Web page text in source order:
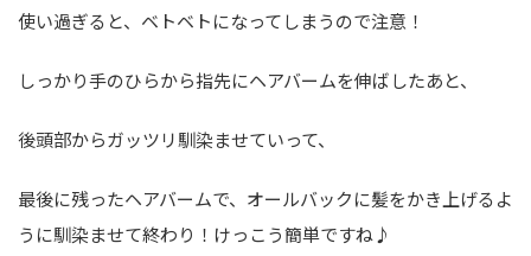
使い過ぎると、ベトベトになってしまうので注意！
しっかり手のひらから指先にヘアバームを伸ばしたあと、
後頭部からガッツリ馴染ませていって、
最後に残ったヘアバームで、オールバックに髪をかき上げるよ
うに馴染ませて終わり！けっこう簡単ですね♪